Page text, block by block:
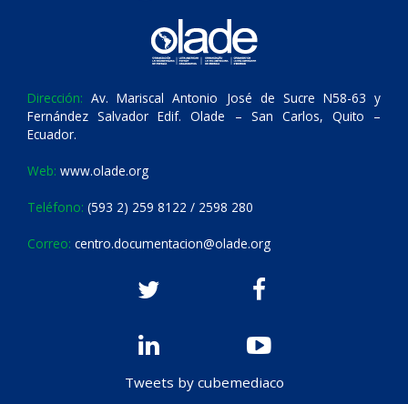
Dirección: Av. Mariscal Antonio José de Sucre N58-63 y
Fernández Salvador Edif. Olade – San Carlos, Quito –
Ecuador.
Web: www.olade.org
Teléfono: (593 2) 259 8122 / 2598 280
Correo: centro.documentacion@olade.org
Tweets by cubemediaco